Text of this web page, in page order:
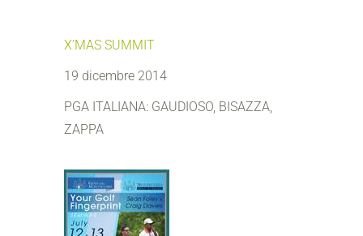
X’MAS SUMMIT
19 dicembre 2014
PGA ITALIANA: GAUDIOSO, BISAZZA,
ZAPPA